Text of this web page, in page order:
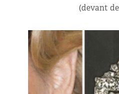
(devant